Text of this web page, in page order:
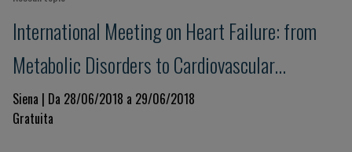
International Meeting on Heart Failure: from
Metabolic Disorders to Cardiovascular
Dysfunction
Siena | Da 28/06/2018 a 29/06/2018
Gratuita